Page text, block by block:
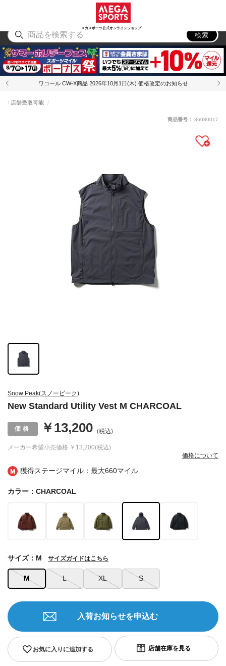
メガスポーツ公式オンラインショップ
アウトドア
検索
ワコール CW-X商品 2026年10月1日(木) 価格改定のお知らせ
獲得ステージマイル：最大660マイル
Snow Peak(スノーピーク)
New Standard Utility Vest M CHARCOAL
店舗受取可能
メーカー希望小売価格 ￥13,200(税込)
￥13,200 (税込)
価格について
商品番号： 86080017
カラー：CHARCOAL
M L XL S
サイズ：M サイズガイドはこちら
お気に入りに追加する
入荷お知らせを申込む